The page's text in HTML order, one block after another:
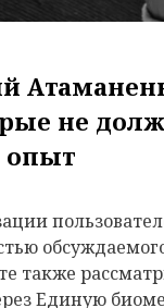
не
опыт
также
Единую